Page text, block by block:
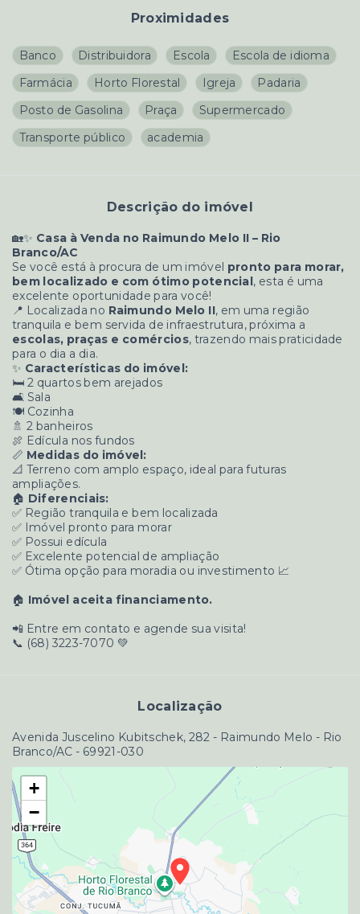
Proximidades
Banco Distribuidora Escola
Escola de idioma
Farmácia
Horto Florestal Igreja
Padaria
Posto de Gasolina
Praça
Supermercado
Transporte público
academia
Descrição do imóvel
🏡✨ Casa à Venda no Raimundo Melo II – Rio
Branco/AC
Se você está à procura de um imóvel pronto para morar,
bem localizado e com ótimo potencial, esta é uma
excelente oportunidade para você!
📍 Localizada no Raimundo Melo II, em uma região
tranquila e bem servida de infraestrutura, próxima a
escolas, praças e comércios, trazendo mais praticidade
para o dia a dia.
✨ Características do imóvel:
🛏️ 2 quartos bem arejados
🛋️ Sala
🍽️ Cozinha
🚿 2 banheiros
🍖 Edícula nos fundos
📏 Medidas do imóvel:
📐 Terreno com amplo espaço, ideal para futuras
ampliações.
🏠 Diferenciais:
✅ Região tranquila e bem localizada
✅ Imóvel pronto para morar
✅ Possui edícula
✅ Excelente potencial de ampliação
✅ Ótima opção para moradia ou investimento 📈
🏠 Imóvel aceita financiamento.
📲 Entre em contato e agende sua visita!
📞 (68) 3223-7070 💚
Localização
Avenida Juscelino Kubitschek, 282 - Raimundo Melo - Rio
Branco/AC - 69921-030
+
−